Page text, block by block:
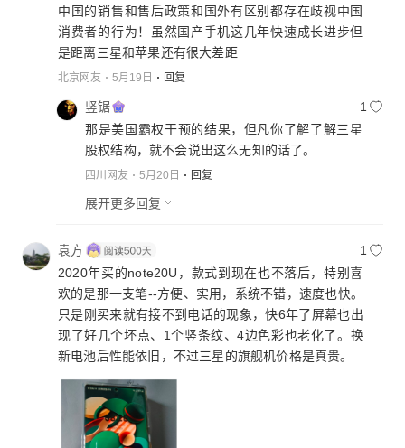
中国的销售和售后政策和国外有区别都存在歧视中国
消费者的行为！虽然国产手机这几年快速成长进步但
是距离三星和苹果还有很大差距
北京网友 5月19日 回复
竖锯
1
那是美国霸权干预的结果，但凡你了解了解三星
股权结构，就不会说出这么无知的话了。
四川网友 5月20日 回复
展开更多回复
袁方
1
2020年买的note20U，款式到现在也不落后，特别喜
欢的是那一支笔--方便、实用，系统不错，速度也快。
只是刚买来就有接不到电话的现象，快6年了屏幕也出
现了好几个坏点、1个竖条纹、4边色彩也老化了。换
新电池后性能依旧，不过三星的旗舰机价格是真贵。